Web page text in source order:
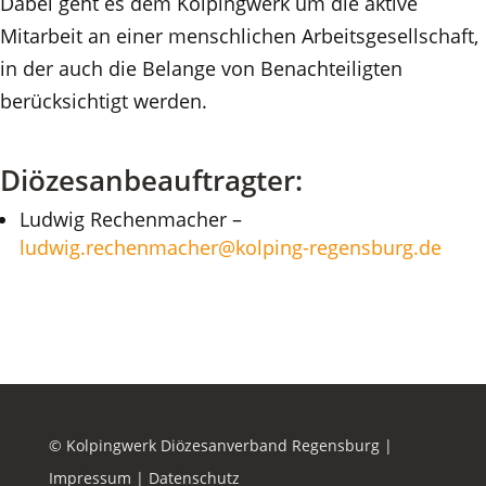
Mitarbeit an einer menschlichen Arbeitsgesellschaft,
in der auch die Belange von Benachteiligten
berücksichtigt werden.
Diözesanbeauftragter:
Ludwig Rechenmacher –
ludwig.rechenmacher@kolping-regensburg.de
© Kolpingwerk Diözesanverband Regensburg |
Impressum | Datenschutz